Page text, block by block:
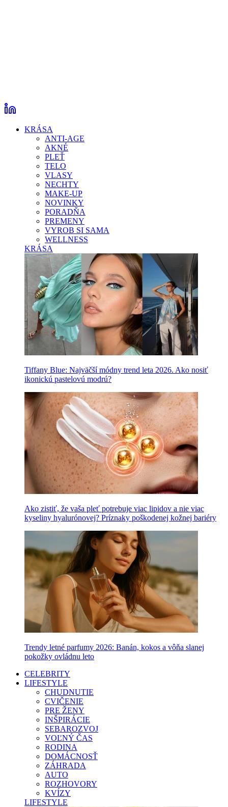
KRÁSA
ANTI-AGE
AKNÉ
PLEŤ
TELO
VLASY
NECHTY
MAKE-UP
NOVINKY
PORADŇA
PREMENY
VYROB SI SAMA
WELLNESS
KRÁSA
Tiffany Blue: Najväčší módny trend leta 2026. Ako nosiť
ikonickú pastelovú modrú?
Ako zistiť, že vaša pleť potrebuje viac lipidov a nie viac
kyseliny hyalurónovej? Príznaky poškodenej kožnej bariéry
Trendy letné parfumy 2026: Banán, kokos a vôňa slanej
pokožky ovládnu leto
CELEBRITY
LIFESTYLE
CHUDNUTIE
CVIČENIE
PRE ŽENY
INŠPIRÁCIE
SEBAROZVOJ
VOĽNÝ ČAS
RODINA
DOMÁCNOSŤ
ZÁHRADA
AUTO
ROZHOVORY
KVÍZY
LIFESTYLE